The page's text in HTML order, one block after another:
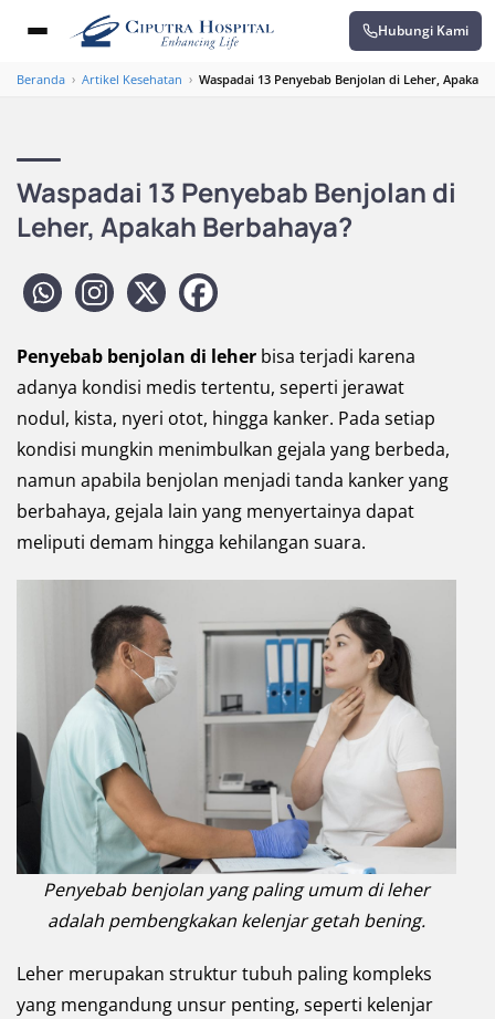
Hubungi Kami
Beranda › Artikel Kesehatan › Waspadai 13 Penyebab Benjolan di Leher, Apakah
Waspadai 13 Penyebab Benjolan di
Leher, Apakah Berbahaya?
Penyebab benjolan di leher bisa terjadi karena
adanya kondisi medis tertentu, seperti jerawat
nodul, kista, nyeri otot, hingga kanker. Pada setiap
kondisi mungkin menimbulkan gejala yang berbeda,
namun apabila benjolan menjadi tanda kanker yang
berbahaya, gejala lain yang menyertainya dapat
meliputi demam hingga kehilangan suara.
Penyebab benjolan yang paling umum di leher
adalah pembengkakan kelenjar getah bening.
Leher merupakan struktur tubuh paling kompleks
yang mengandung unsur penting, seperti kelenjar